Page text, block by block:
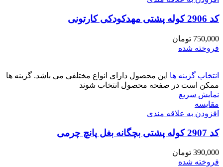
کد 2906 کوله پشتی مهدکودکی کارتونی
750,000 تومان
فروخته شده
انتخاب گزینه ها این محصول دارای انواع مختلفی می باشد. گزینه ها
ممکن است در صفحه محصول انتخاب شوند
نمایش سریع
مقايسه
افزودن به علاقه مندی
کد 2907 کوله پشتی بچگانه بغل پانچ چرمی
390,000 تومان
فروخته شده